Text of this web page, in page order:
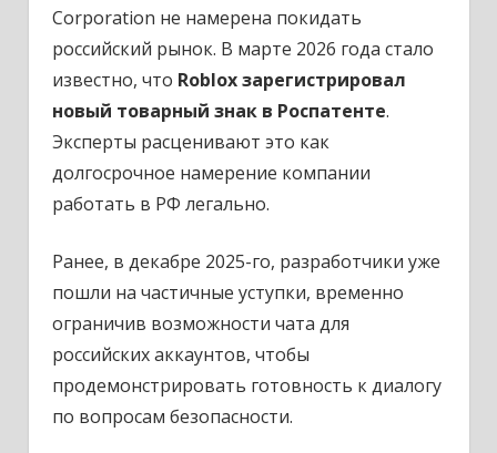
Corporation не намерена покидать
российский рынок. В марте 2026 года стало
известно, что Roblox зарегистрировал
новый товарный знак в Роспатенте.
Эксперты расценивают это как
долгосрочное намерение компании
работать в РФ легально.
Ранее, в декабре 2025-го, разработчики уже
пошли на частичные уступки, временно
ограничив возможности чата для
российских аккаунтов, чтобы
продемонстрировать готовность к диалогу
по вопросам безопасности.